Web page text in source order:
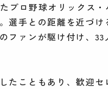
プロ野球オリックス
選手との距離を近づ
ファンが駆け付け、
たこともあり、歓迎